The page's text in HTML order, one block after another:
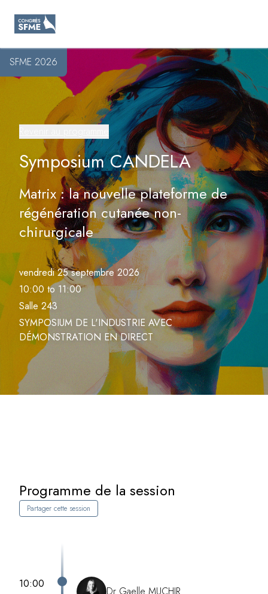
SFME
SFME 2026
Symposium CANDELA
Matrix : la nouvelle plateforme de
régénération cutanée non-
chirurgicale
vendredi 25 septembre 2026
10:00 to 11:00
Salle 243
SYMPOSIUM DE L'INDUSTRIE AVEC
DÉMONSTRATION EN DIRECT
Programme de la session
Partager cette session
10:00